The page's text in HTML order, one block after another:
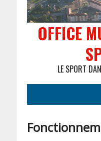
OFFICE
LE SPORT